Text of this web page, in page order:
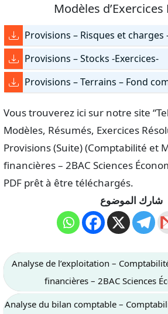
Modèles d’Exercices
Provisions – Risques et charges
Provisions – Stocks -Exercices-
Provisions – Terrains – Fond
Vous trouverez ici sur notre site
Modèles, Résumés, Exercices
Provisions (Suite) (Comptabilité et
financières – 2BAC Sciences
PDF prêt à être téléchargés.
شارك الموضوع
Analyse de l’exploitation –
financières – 2BAC Sciences
Analyse du bilan comptable –